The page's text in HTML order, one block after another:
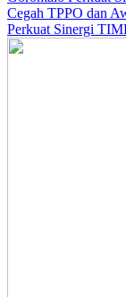
Cegah TPPO dan
Perkuat Sinergi